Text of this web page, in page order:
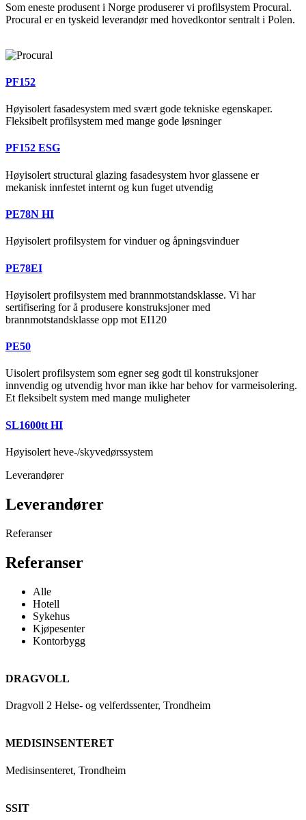
Som eneste produsent i Norge produserer vi profilsystem Procural.
Procural er en tyskeid leverandør med hovedkontor sentralt i Polen.
PF152
Høyisolert fasadesystem med svært gode tekniske egenskaper.
Fleksibelt profilsystem med mange gode løsninger
PF152 ESG
Høyisolert structural glazing fasadesystem hvor glassene er
mekanisk innfestet internt og kun fuget utvendig
PE78N HI
Høyisolert profilsystem for vinduer og åpningsvinduer
PE78EI
Høyisolert profilsystem med brannmotstandsklasse. Vi har
sertifisering for å produsere konstruksjoner med
brannmotstandsklasse opp mot EI120
PE50
Uisolert profilsystem som egner seg godt til konstruksjoner
innvendig og utvendig hvor man ikke har behov for varmeisolering.
Et fleksibelt system med mange muligheter
SL1600tt HI
Høyisolert heve-/skyvedørssystem
Leverandører
Leverandører
Referanser
Referanser
Alle
Hotell
Sykehus
Kjøpesenter
Kontorbygg
DRAGVOLL
Dragvoll 2 Helse- og velferdssenter, Trondheim
MEDISINSENTERET
Medisinsenteret, Trondheim
SSIT